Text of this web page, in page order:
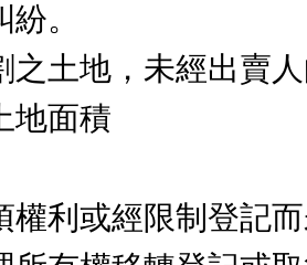
。
之土地，未經出賣
地面積
權利或經限制登記